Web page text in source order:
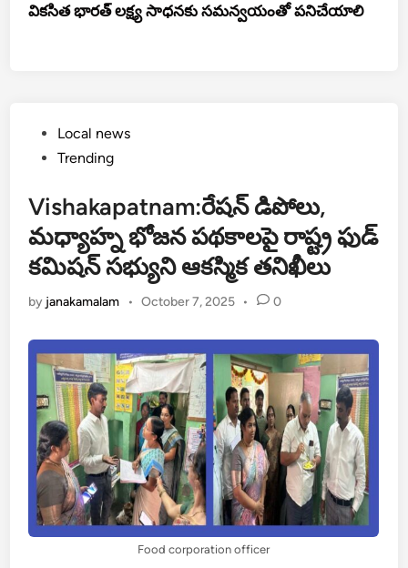
వికసిత భారత్ లక్ష్య సాధనకు సమన్వయంతో పనిచేయాలి
PostedLocal news
Trending
Vishakapatnam:రేషన్ డిపోలు,
మధ్యాహ్న భోజన పథకాలపై రాష్ట్ర ఫుడ్
కమిషన్ సభ్యుని ఆకస్మిక తనిఖీలు
by janakamalam • October 7, 2025 • 0
Food corporation officer